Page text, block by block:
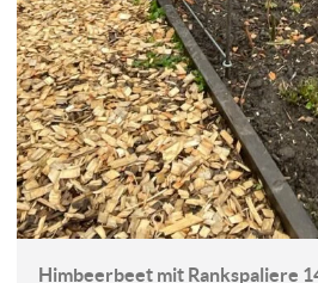
Himbeerbeet mit Rankspaliere